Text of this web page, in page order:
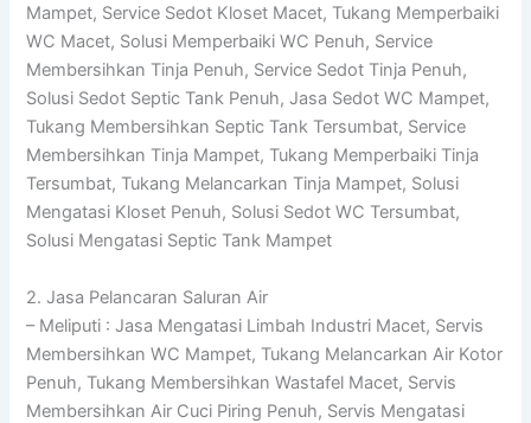
Mampet, Service Sedot Kloset Macet, Tukang Memperbaiki
WC Macet, Solusi Memperbaiki WC Penuh, Service
Membersihkan Tinja Penuh, Service Sedot Tinja Penuh,
Solusi Sedot Septic Tank Penuh, Jasa Sedot WC Mampet,
Tukang Membersihkan Septic Tank Tersumbat, Service
Membersihkan Tinja Mampet, Tukang Memperbaiki Tinja
Tersumbat, Tukang Melancarkan Tinja Mampet, Solusi
Mengatasi Kloset Penuh, Solusi Sedot WC Tersumbat,
Solusi Mengatasi Septic Tank Mampet
2. Jasa Pelancaran Saluran Air
– Meliputi : Jasa Mengatasi Limbah Industri Macet, Servis
Membersihkan WC Mampet, Tukang Melancarkan Air Kotor
Penuh, Tukang Membersihkan Wastafel Macet, Servis
Membersihkan Air Cuci Piring Penuh, Servis Mengatasi